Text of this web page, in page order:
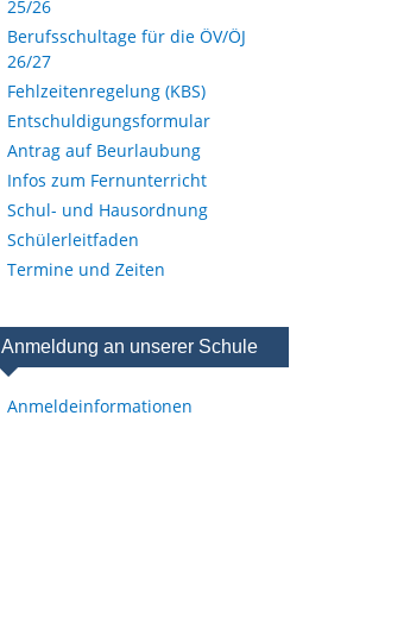
25/26
Berufsschultage für die ÖV/ÖJ
26/27
Fehlzeitenregelung (KBS)
Entschuldigungsformular
Antrag auf Beurlaubung
Infos zum Fernunterricht
Schul- und Hausordnung
Schülerleitfaden
Termine und Zeiten
Anmeldung an unserer Schule
Anmeldeinformationen